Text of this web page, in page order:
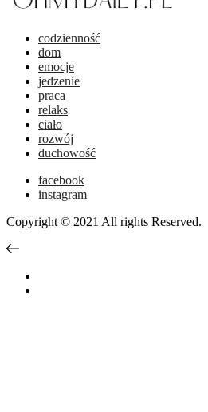
codzienność
dom
emocje
jedzenie
praca
relaks
ciało
rozwój
duchowość
facebook
instagram
Copyright © 2021 All rights Reserved.